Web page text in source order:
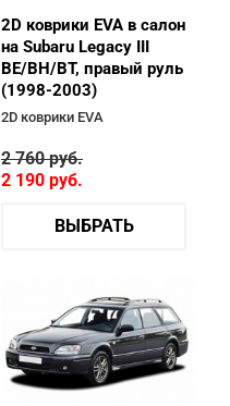
2D коврики EVA в салон
на Subaru Legacy III
BE/BH/BT, правый руль
(1998-2003)
2D коврики EVA
2 760руб.
2 190 руб.
ВЫБРАТЬ